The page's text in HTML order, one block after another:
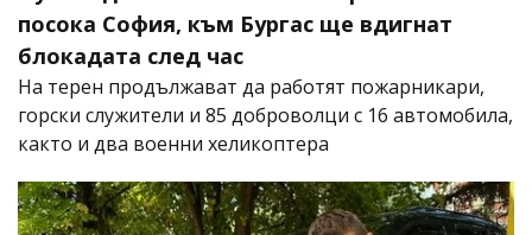
посока София, към Бургас ще вдигнат
блокадата след час
На терен продължават да работят пожарникари,
горски служители и 85 доброволци с 16 автомобила,
както и два военни хеликоптера